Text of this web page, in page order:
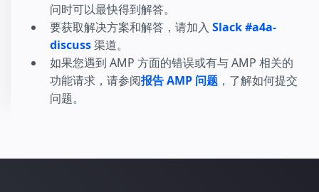
问时可以最快得到解答。
要获取解决方案和解答，请加入 Slack #a4a-
discuss渠道。
如果您遇到 AMP 方面的错误或有与 AMP 相关的
功能请求，请参阅报告 AMP 问题 ，了解如何提交
问题。